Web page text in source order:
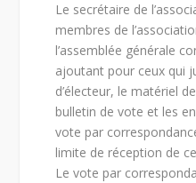
Le secrétaire de
membres de
l’assemblée générale
ajoutant pour ceux qui
d’électeur, le matériel
bulletin de vote et les
vote par
limite de réception de
Le vote par